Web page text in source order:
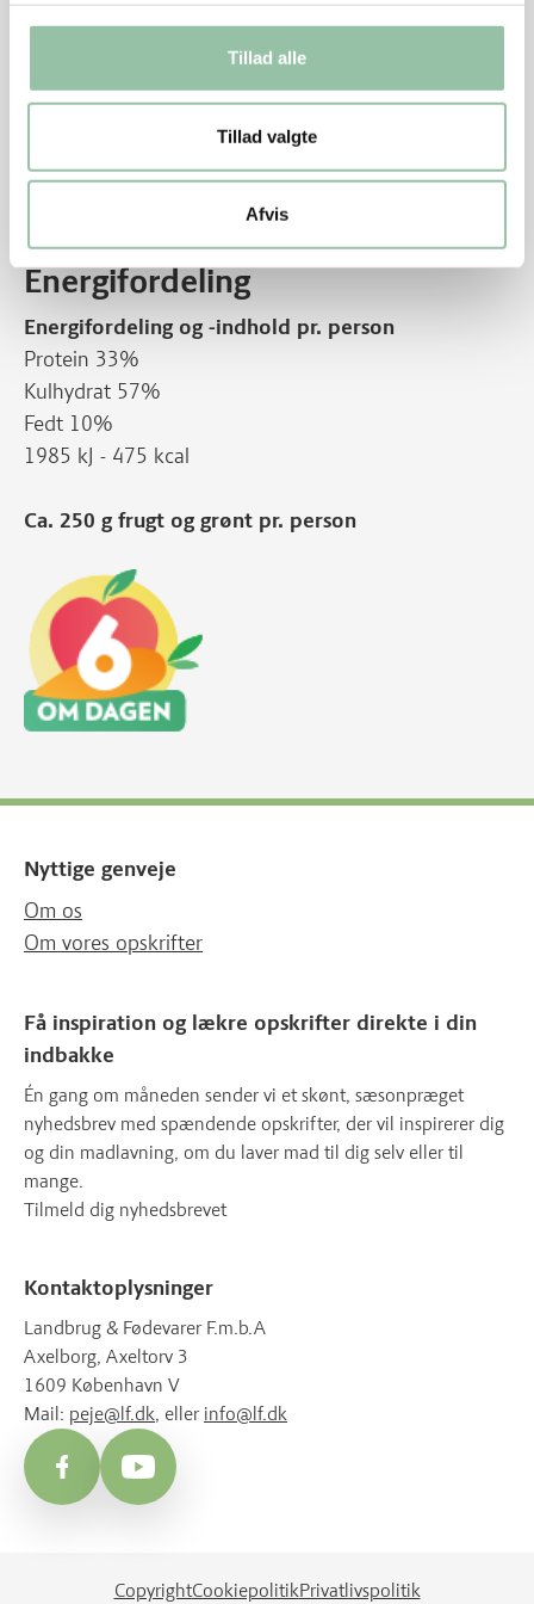
Tillad alle
Tillad valgte
Afvis
Du kan vælge grøntsager efter lyst, sæson og hvad
der er i grøntsags skuffen eller i fryseren. De kan
være i tern, stave, skiver eller hele. Jo større
for pasta. Se efter rester i skabe og skuffer.
Energifordeling
Energifordeling og -indhold pr. person
Protein 33%
Kulhydrat 57%
Fedt 10%
1985 kJ - 475 kcal
Ca. 250 g frugt og grønt pr. person
Nyttige genveje
Om os
Om vores opskrifter
Få inspiration og lækre opskrifter direkte i din
indbakke
Én gang om måneden sender vi et skønt, sæsonpræget
nyhedsbrev med spændende opskrifter, der vil inspirerer dig
og din madlavning, om du laver mad til dig selv eller til
mange.
Tilmeld dig nyhedsbrevet
Kontaktoplysninger
Landbrug & Fødevarer F.m.b.A
Axelborg, Axeltorv 3
1609 København V
Mail: peje@lf.dk, eller info@lf.dk
FacebookYouTube
CopyrightCookiepolitikPrivatlivspolitik